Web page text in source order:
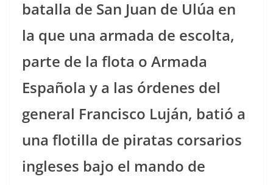
batalla de San Juan de Ulúa en
la que una armada de escolta,
parte de la flota o Armada
Española y a las órdenes del
general Francisco Luján, batió a
una flotilla de piratas corsarios
ingleses bajo el mando de